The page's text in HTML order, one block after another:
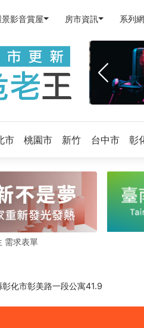
景影音賞屋 房市資訊 系列
市 桃園市 新竹 台中市 彰
需求表單
彰化市彰美路一段公寓41.9